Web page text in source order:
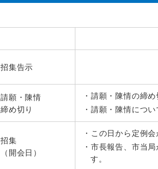
招集告示
請願・陳情
締め切り
請願・陳情の締め
請願・陳情につい
招集
（開会日）
この日から定例会
市長報告、市当
す。